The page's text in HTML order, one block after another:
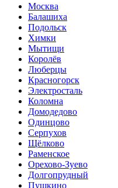
Москва
Балашиха
Подольск
Химки
Мытищи
Королёв
Люберцы
Красногорск
Электросталь
Коломна
Домодедово
Одинцово
Серпухов
Щёлково
Раменское
Орехово-Зуево
Долгопрудный
Пушкино